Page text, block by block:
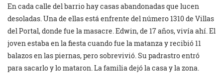
En cada calle del barrio hay casas abandonadas que lucen
desoladas. Una de ellas está enfrente del número 1310 de Villas
del Portal, donde fue la masacre. Edwin, de 17 años, vivía ahí. El
joven estaba en la fiesta cuando fue la matanza y recibió 11
balazos en las piernas, pero sobrevivió. Su padrastro entró
para sacarlo y lo mataron. La familia dejó la casa y la zona.